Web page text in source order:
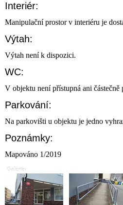
Interiér:
Manipulační prostor v interiéru je
Výtah:
Výtah není k dispozici.
WC:
V objektu není přístupná ani částečně
Parkování:
Na parkovišti u objektu je jedno
Poznámky:
Mapováno 1/2019
Galerie: